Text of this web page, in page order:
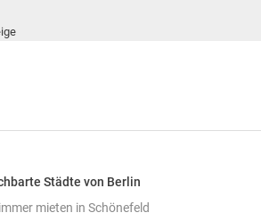
Städte von Berlin
mieten in Schönefeld